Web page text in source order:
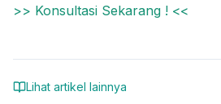
>> Konsultasi Sekarang ! <<
Lihat artikel lainnya